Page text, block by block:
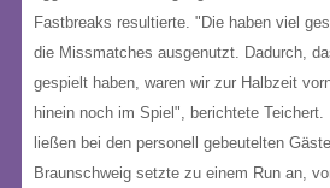
Fastbreaks resultierte. "Die haben viel
die Missmatches ausgenutzt. Dadurch,
gespielt haben, waren wir zur Halbzeit
hinein noch im Spiel", berichtete
ließen bei den personell gebeutelten
Braunschweig setzte zu einem Run an,